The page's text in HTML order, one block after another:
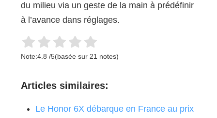
du milieu via un geste de la main à prédéfinir
à l’avance dans réglages.
Note:4.8 /5(basée sur 21 notes)
Articles similaires:
Le Honor 6X débarque en France au prix